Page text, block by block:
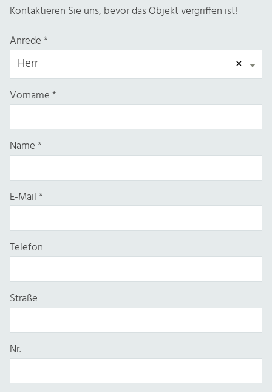
Kontaktieren Sie uns, bevor das Objekt vergriffen ist!
Anrede*
×
Herr
Vorname*
Name*
E-Mail*
Telefon
Straße
Nr.